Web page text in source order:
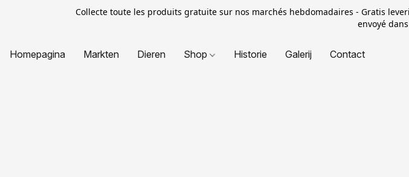
Collecte toute les produits gratuite sur nos marchés hebdomadaires - Gratis
envoyé
Homepagina Markten Dieren Shop Historie Galerij Contact